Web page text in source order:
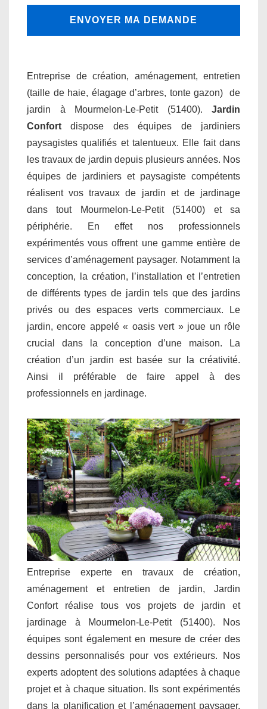
Entreprise de création, aménagement, entretien
(taille de haie, élagage d’arbres, tonte gazon) de
jardin à Mourmelon-Le-Petit (51400). Jardin
Confort dispose des équipes de jardiniers
paysagistes qualifiés et talentueux. Elle fait dans
les travaux de jardin depuis plusieurs années. Nos
équipes de jardiniers et paysagiste compétents
réalisent vos travaux de jardin et de jardinage
dans tout Mourmelon-Le-Petit (51400) et sa
périphérie. En effet nos professionnels
expérimentés vous offrent une gamme entière de
services d’aménagement paysager. Notamment la
conception, la création, l’installation et l’entretien
de différents types de jardin tels que des jardins
privés ou des espaces verts commerciaux. Le
jardin, encore appelé « oasis vert » joue un rôle
crucial dans la conception d’une maison. La
création d’un jardin est basée sur la créativité.
Ainsi il préférable de faire appel à des
professionnels en jardinage.
Entreprise experte en travaux de création,
aménagement et entretien de jardin, Jardin
Confort réalise tous vos projets de jardin et
jardinage à Mourmelon-Le-Petit (51400). Nos
équipes sont également en mesure de créer des
dessins personnalisés pour vos extérieurs. Nos
experts adoptent des solutions adaptées à chaque
projet et à chaque situation. Ils sont expérimentés
dans la planification et l’aménagement paysager.